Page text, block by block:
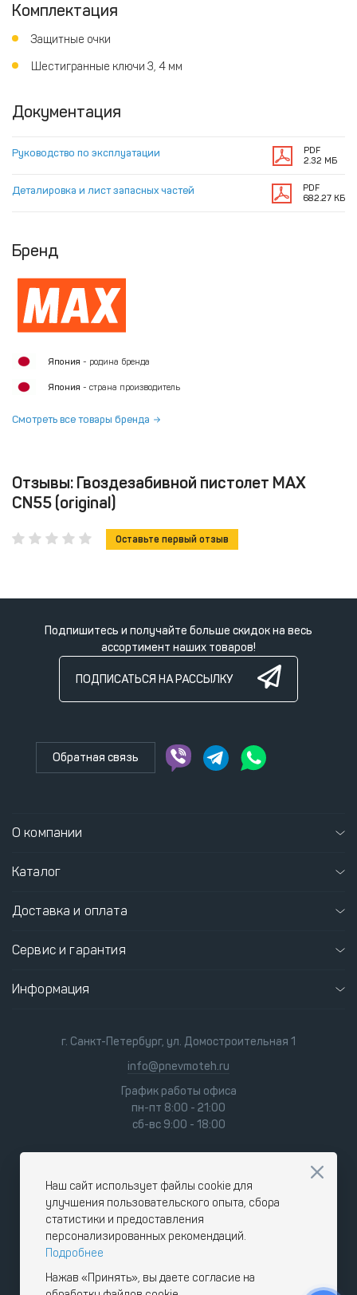
Комплектация
Защитные очки
Шестигранные ключи 3, 4 мм
Документация
Руководство по эксплуатации
PDF
2.32 МБ
Деталировка и лист запасных частей
PDF
682.27 КБ
Бренд
Япония - родина бренда
Япония - страна производитель
Смотреть все товары бренда
Отзывы: Гвоздезабивной пистолет MAX
CN55 (original)
Оставьте первый отзыв
Подпишитесь и получайте больше скидок на весь
ассортимент наших товаров!
ПОДПИСАТЬСЯ НА РАССЫЛКУ
Обратная связь
О компании
Каталог
Доставка и оплата
Сервис и гарантия
Информация
г. Санкт-Петербург, ул. Домостроительная 1
info@pnevmoteh.ru
График работы офиса
пн-пт 8:00 - 21:00
сб-вс 9:00 - 18:00
Наш сайт использует файлы cookie для
улучшения пользовательского опыта, сбора
статистики и предоставления
персонализированных рекомендаций.
Подробнее
Нажав «Принять», вы даете согласие на